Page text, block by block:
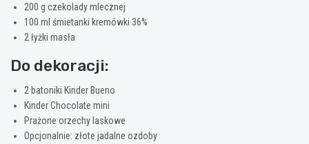
200 g czekolady mlecznej
100 ml śmietanki kremówki 36%
2 łyżki masła
Do dekoracji:
2 batoniki Kinder Bueno
Kinder Chocolate mini
Prażone orzechy laskowe
Opcjonalnie: złote jadalne ozdoby